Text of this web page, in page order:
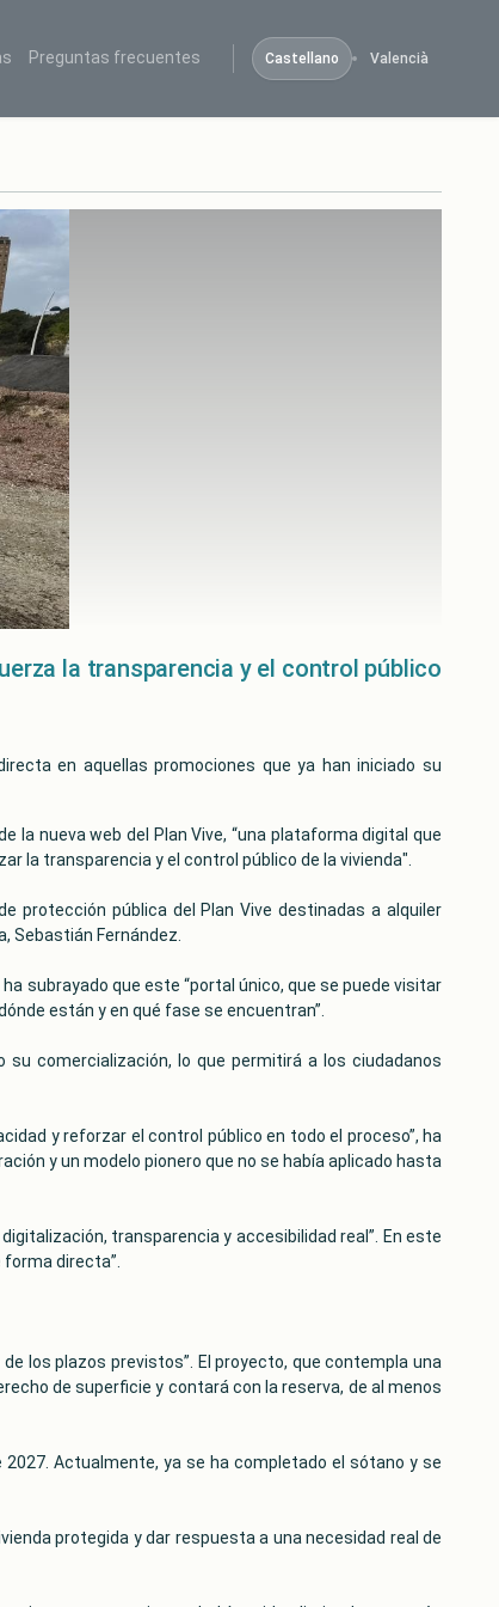
Preguntas frecuentes Castellano Valencià
la transparencia y el control público
en aquellas promociones que ya han iniciado su
la nueva web del Plan Vive, “una plataforma digital que
la transparencia y el control público de la vivienda".
protección pública del Plan Vive destinadas a alquiler
Sebastián Fernández.
subrayado que este “portal único, que se puede visitar
están y en qué fase se encuentran”.
comercialización, lo que permitirá a los ciudadanos
y reforzar el control público en todo el proceso”, ha
y un modelo pionero que no se había aplicado hasta
transparencia y accesibilidad real”. En este
directa”.
los plazos previstos”. El proyecto, que contempla una
de superficie y contará con la reserva, de al menos
Actualmente, ya se ha completado el sótano y se
protegida y dar respuesta a una necesidad real de